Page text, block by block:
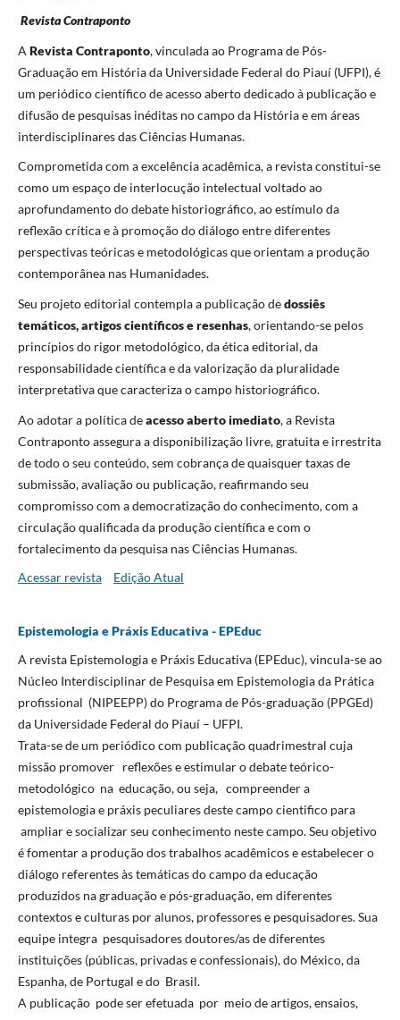
Revista Contraponto
A Revista Contraponto, vinculada ao Programa de Pós-
Graduação em História da Universidade Federal do Piauí (UFPI), é
um periódico científico de acesso aberto dedicado à publicação e
difusão de pesquisas inéditas no campo da História e em áreas
interdisciplinares das Ciências Humanas.
Comprometida com a excelência acadêmica, a revista constitui-se
como um espaço de interlocução intelectual voltado ao
aprofundamento do debate historiográfico, ao estímulo da
reflexão crítica e à promoção do diálogo entre diferentes
perspectivas teóricas e metodológicas que orientam a produção
contemporânea nas Humanidades.
Seu projeto editorial contempla a publicação dedossiês
temáticos, artigos científicos e resenhas, orientando-se pelos
princípios do rigor metodológico, da ética editorial, da
responsabilidade científica e da valorização da pluralidade
interpretativa que caracteriza o campo historiográfico.
Ao adotar a política deacesso aberto imediato, a Revista
Contraponto assegura a disponibilização livre, gratuita e irrestrita
de todo o seu conteúdo, sem cobrança de quaisquer taxas de
submissão, avaliação ou publicação, reafirmando seu
compromisso com a democratização do conhecimento, com a
circulação qualificada da produção científica e com o
fortalecimento da pesquisa nas Ciências Humanas.
Acessar revista
Edição Atual
Epistemologia e Práxis Educativa - EPEduc
A revista Epistemologia e Práxis Educativa (EPEduc), vincula-se ao
Núcleo Interdisciplinar de Pesquisa em Epistemologia da Prática
profissional (NIPEEPP) do Programa de Pós-graduação (PPGEd)
da Universidade Federal do Piauí – UFPI.
Trata-se de um periódico com publicação quadrimestral cuja
missão promover reflexões e estimular o debate teórico-
metodológico na educação, ou seja, compreender a
epistemologia e práxis peculiares deste campo cientifico para
ampliar e socializar seu conhecimento neste campo. Seu objetivo
é fomentar a produção dos trabalhos acadêmicos e estabelecer o
diálogo referentes às temáticas do campo da educação
produzidos na graduação e pós-graduação, em diferentes
contextos e culturas por alunos, professores e pesquisadores. Sua
equipe integra pesquisadores doutores/as de diferentes
instituições (públicas, privadas e confessionais), do México, da
Espanha, de Portugal e do Brasil.
A publicação pode ser efetuada por meio de artigos, ensaios,